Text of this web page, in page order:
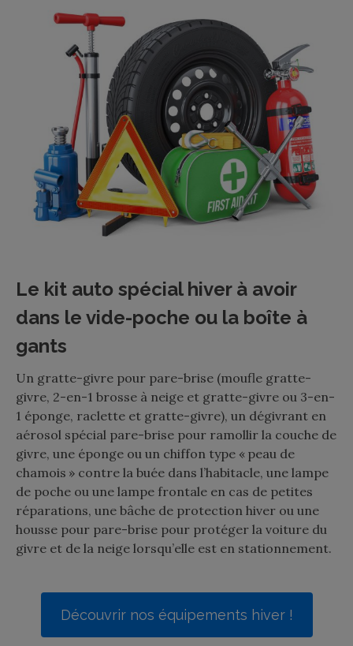
Le kit auto spécial hiver à avoir
dans le vide-poche ou la boîte à
gants
Un gratte-givre pour pare-brise (moufle gratte-
givre, 2-en-1 brosse à neige et gratte-givre ou 3-en-
1 éponge, raclette et gratte-givre), un dégivrant en
aérosol spécial pare-brise pour ramollir la couche de
givre, une éponge ou un chiffon type « peau de
chamois » contre la buée dans l’habitacle, une lampe
de poche ou une lampe frontale en cas de petites
réparations, une bâche de protection hiver ou une
housse pour pare-brise pour protéger la voiture du
givre et de la neige lorsqu’elle est en stationnement.
Découvrir nos équipements hiver !